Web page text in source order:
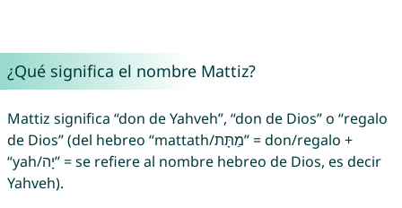
¿Qué significa el nombre Mattiz?
Mattiz significa “don de Yahveh”, “don de Dios” o “regalo
de Dios” (del hebreo “mattath/מַתָּת” = don/regalo +
“yah/יָה” = se refiere al nombre hebreo de Dios, es decir
Yahveh).